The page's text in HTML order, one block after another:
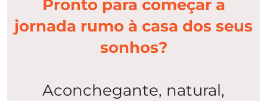
Pronto para começar a
jornada rumo à casa dos seus
sonhos?
Aconchegante, natural,